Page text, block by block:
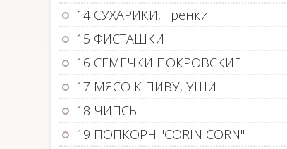
14 СУХАРИКИ, Гренки
15 ФИСТАШКИ
16 СЕМЕЧКИ ПОКРОВСКИЕ
17 МЯСО К ПИВУ, УШИ
18 ЧИПСЫ
19 ПОПКОРН "CORIN CORN"